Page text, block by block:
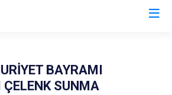
BAYRAMI
SUNMA